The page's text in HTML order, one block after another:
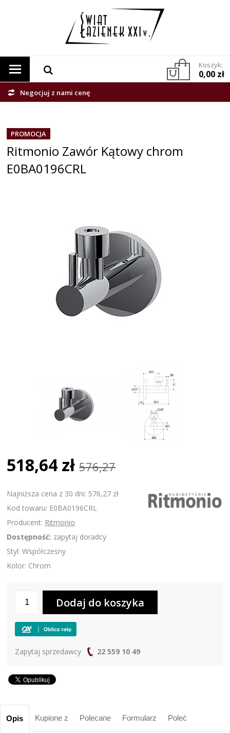
Koszyk:
0,00 zł
Negocjuj z nami cenę
PROMOCJA
Ritmonio Zawór Kątowy chrom
E0BA0196CRL
518,64 zł 576,27
Najniższa cena z 30 dni: 576,27 zł
Kod towaru: E0BA0196CRL
Producent: Ritmonio
Dostępność: zapytaj doradcy
Styl: Współczesny
Kolor: Chrom
Zapytaj sprzedawcy 22 559 10 49
Opis Kupione z Polecane Formularz Poleć